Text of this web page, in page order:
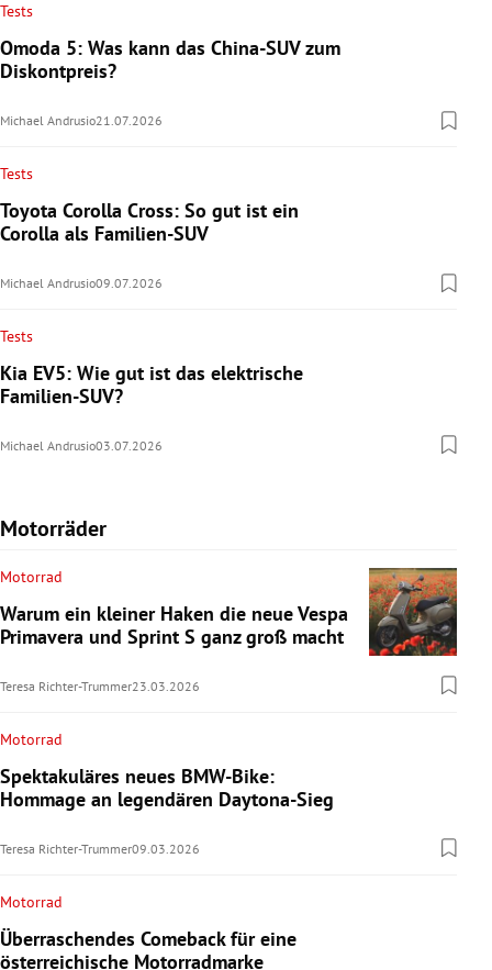
Tests
Omoda 5: Was kann das China-SUV zum
Diskontpreis?
Michael Andrusio21.07.2026
Tests
Toyota Corolla Cross: So gut ist ein
Corolla als Familien-SUV
Michael Andrusio09.07.2026
Tests
Kia EV5: Wie gut ist das elektrische
Familien-SUV?
Michael Andrusio03.07.2026
Motorräder
Motorrad
Warum ein kleiner Haken die neue Vespa
Primavera und Sprint S ganz groß macht
Teresa Richter-Trummer23.03.2026
Motorrad
Spektakuläres neues BMW-Bike:
Hommage an legendären Daytona-Sieg
Teresa Richter-Trummer09.03.2026
Motorrad
Überraschendes Comeback für eine
österreichische Motorradmarke